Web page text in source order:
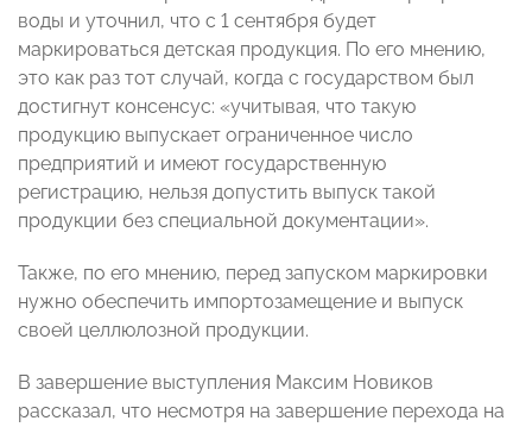
воды и уточнил, что с 1 сентября будет
маркироваться детская продукция. По его мнению,
это как раз тот случай, когда с государством был
достигнут консенсус: «учитывая, что такую
продукцию выпускает ограниченное число
предприятий и имеют государственную
регистрацию, нельзя допустить выпуск такой
продукции без специальной документации».
Также, по его мнению, перед запуском маркировки
нужно обеспечить импортозамещение и выпуск
своей целлюлозной продукции.
В завершение выступления Максим Новиков
рассказал, что несмотря на завершение перехода на